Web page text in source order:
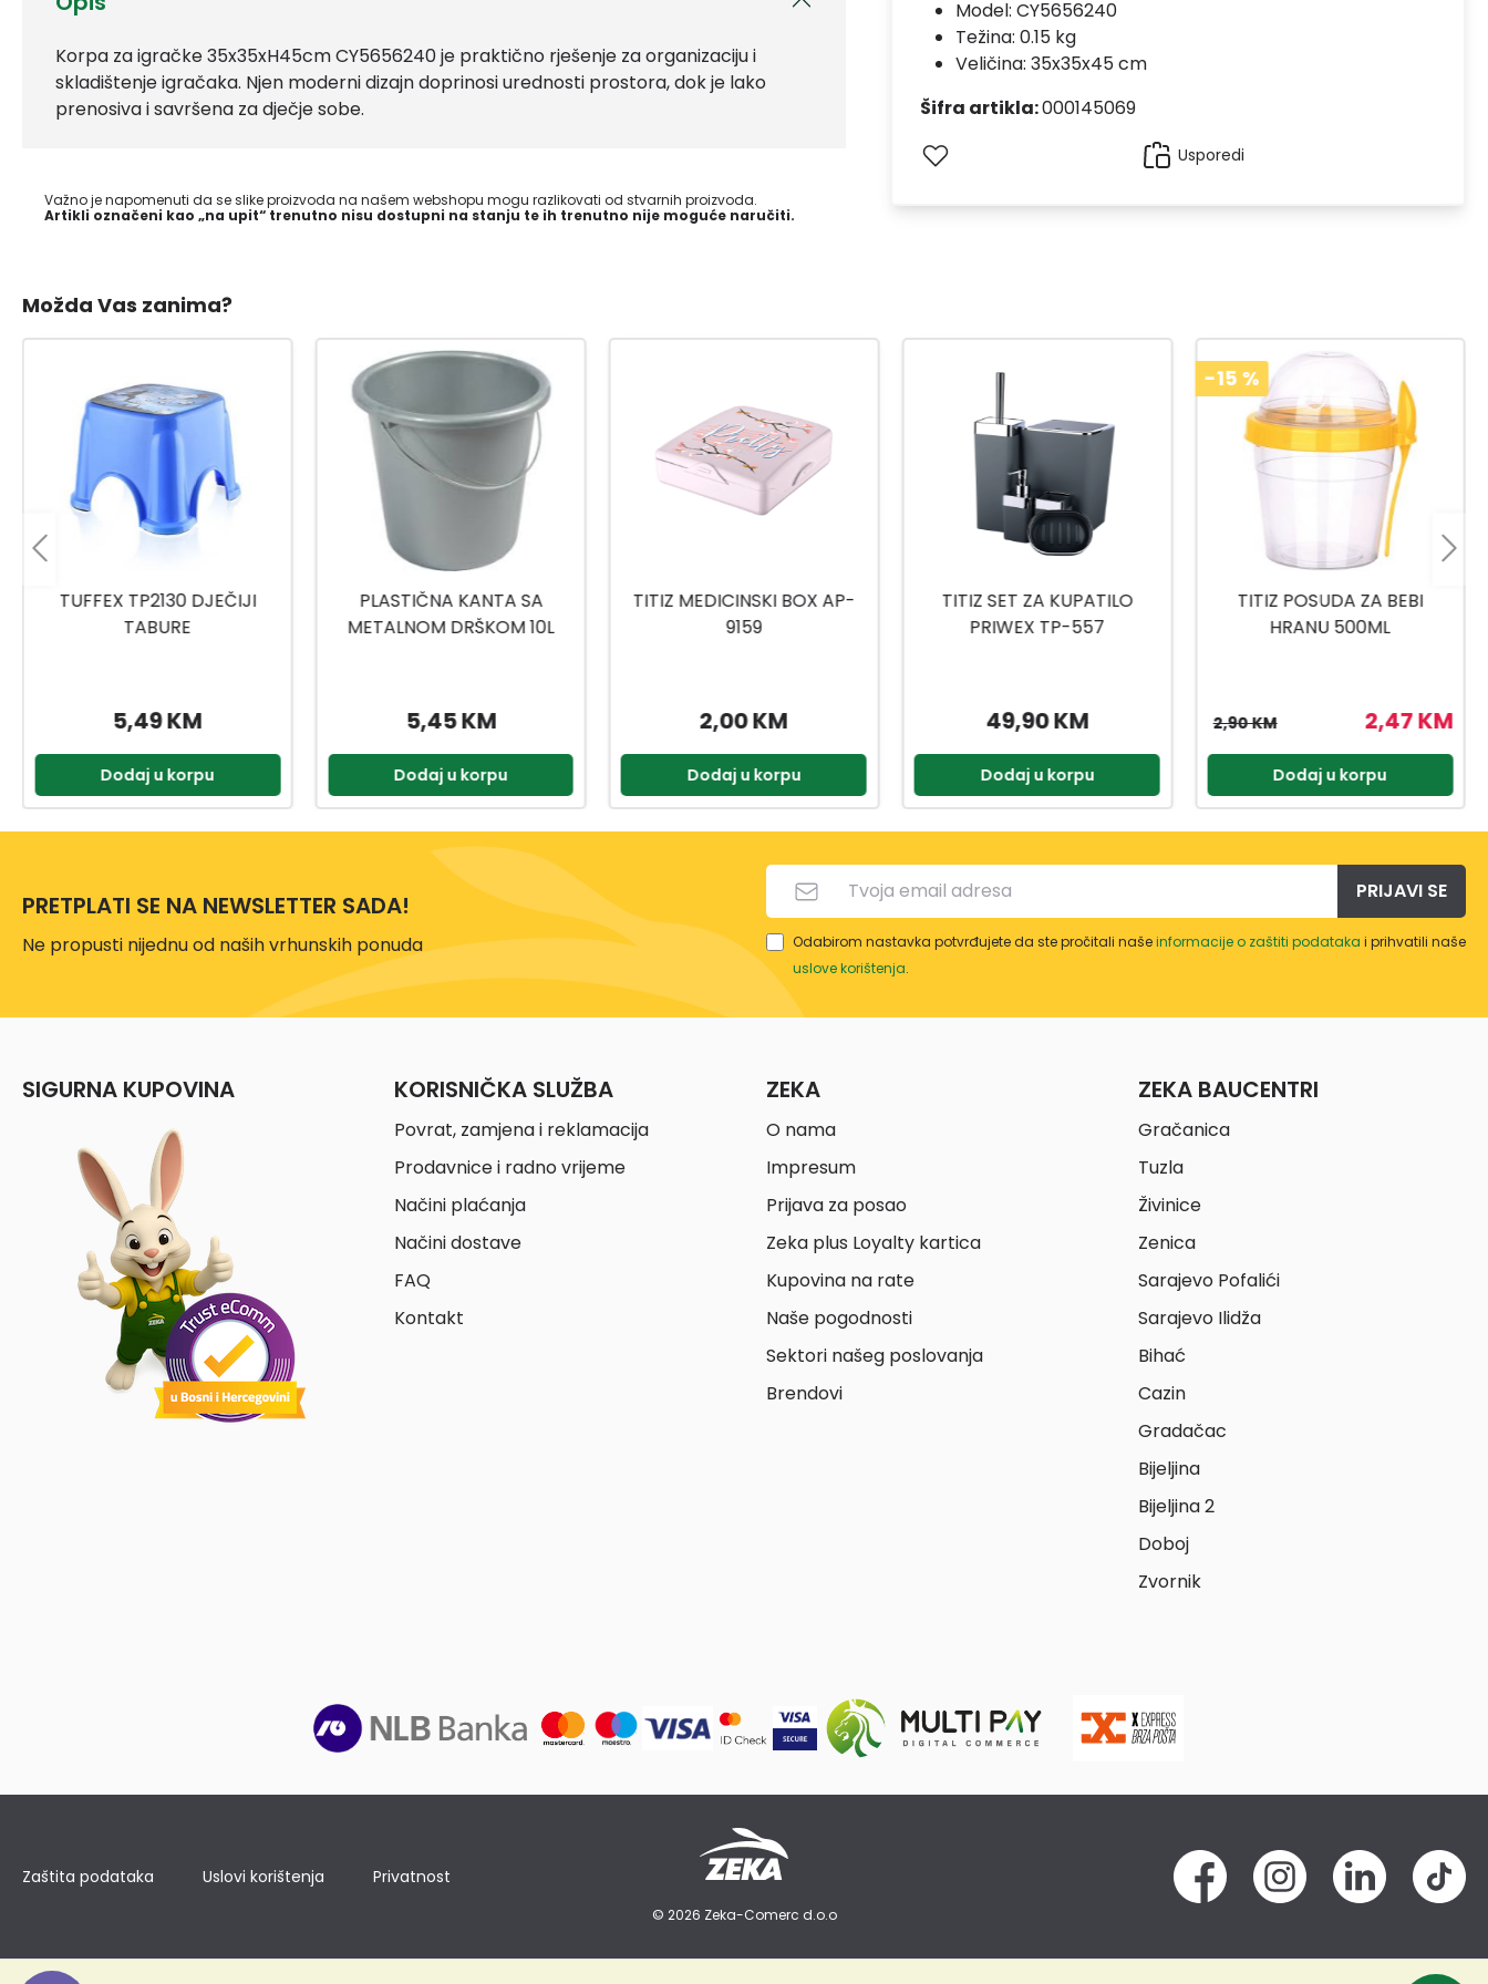
Korpa za igračke 35x35xH45cm CY5656240 je praktično rješenje za organizaciju i
skladištenje igračaka. Njen moderni dizajn doprinosi urednosti prostora, dok je lako
prenosiva i savršena za dječje sobe.
Važno je napomenuti da se slike proizvoda na našem webshopu mogu razlikovati od stvarnih proizvoda.
Artikli označeni kao „na upit“ trenutno nisu dostupni na stanju te ih trenutno nije moguće naručiti.
Model: CY5656240
Težina: 0.15 kg
Veličina: 35x35x45 cm
Šifra artikla:000145069
Usporedi
Možda Vas zanima?
PLASTIČNA KANTA SA
METALNOM DRŠKOM 10L
5,45 KM
Dodaj u korpu
TITIZ MEDICINSKI BOX AP-
9159
2,00 KM
Dodaj u korpu
TITIZ SET ZA KUPATILO
PRIWEX TP-557
49,90 KM
Dodaj u korpu
TITIZ POSUDA ZA BEBI
HRANU 500ML
2,47 KM
Dodaj u korpu
-15 %
TITIZ SET ZA SLADOLED AP-
9425
3,57 KM
4,20 KM
Dodaj u korpu
PRETPLATI SE NA NEWSLETTER SADA!
Ne propusti nijednu od naših vrhunskih ponuda
PRIJAVI SE
Odabirom nastavka potvrđujete da ste pročitali našeinformacije o zaštiti podataka i prihvatili naše
uslove korištenja.
SIGURNA KUPOVINA KORISNIČKA SLUŽBA
Povrat, zamjena i reklamacija
Prodavnice i radno vrijeme
Načini plaćanja
Načini dostave
FAQ
Kontakt
ZEKA
O nama
Impresum
Prijava za posao
Zeka plus Loyalty kartica
Kupovina na rate
Naše pogodnosti
Sektori našeg poslovanja
Brendovi
ZEKA BAUCENTRI
Gračanica
Tuzla
Živinice
Zenica
Sarajevo Pofalići
Sarajevo Ilidža
Bihać
Cazin
Gradačac
Bijeljina
Bijeljina 2
Doboj
Zvornik
Zaštita podataka Uslovi korištenja Privatnost
© 2026 Zeka-Comerc d.o.o